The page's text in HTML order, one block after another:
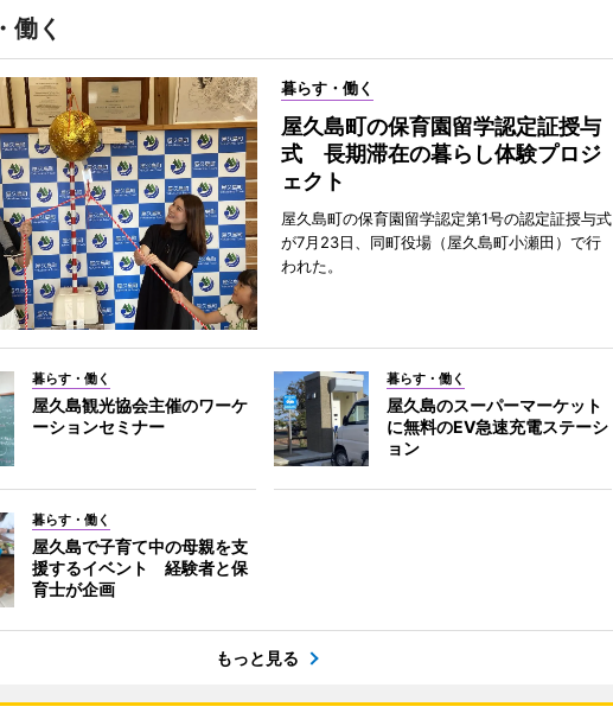
働く
暮らす・働く
屋久島町の保育園留学認定証授与
式 長期滞在の暮らし体験プロジ
ェクト
屋久島町の保育園留学認定第1号の認定証授与式
が7月23日、同町役場（屋久島町小瀬田）で行
われた。
暮らす・働く
屋久島観光協会主催のワーケ
ーションセミナー
暮らす・働く
屋久島のスーパーマーケット
に無料のEV急速充電ステーシ
ョン
暮らす・働く
屋久島で子育て中の母親を支
援するイベント 経験者と保
育士が企画
もっと見る